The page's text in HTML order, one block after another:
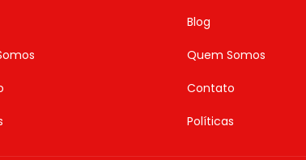
Blog
Quem Somos
Contato
Políticas